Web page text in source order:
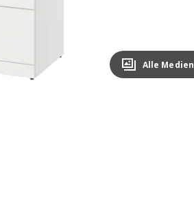
Alle Medien